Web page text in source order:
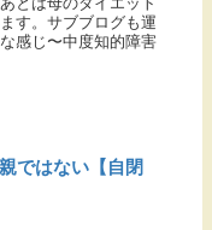
す。サブブログも運
感じ〜中度知的障害
ではない【自閉